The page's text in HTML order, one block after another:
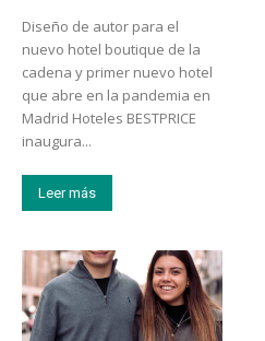
Diseño de autor para el
nuevo hotel boutique de la
cadena y primer nuevo hotel
que abre en la pandemia en
Madrid Hoteles BESTPRICE
inaugura...
Leer más